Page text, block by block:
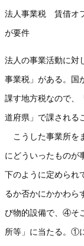
法人事業税 賃借オ
が要件
法人の事業活動に対
事業税」がある。国
課す地方税なので、
道府県」で課される
こうした事業所を
にどういったものが
下のように定められ
るか否かにかかわ
び物的設備で、④そ
所等」に当たる。①